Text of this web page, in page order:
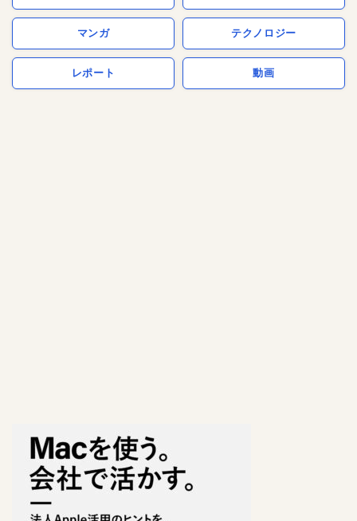
マンガ テクノロジー
レポート 動画